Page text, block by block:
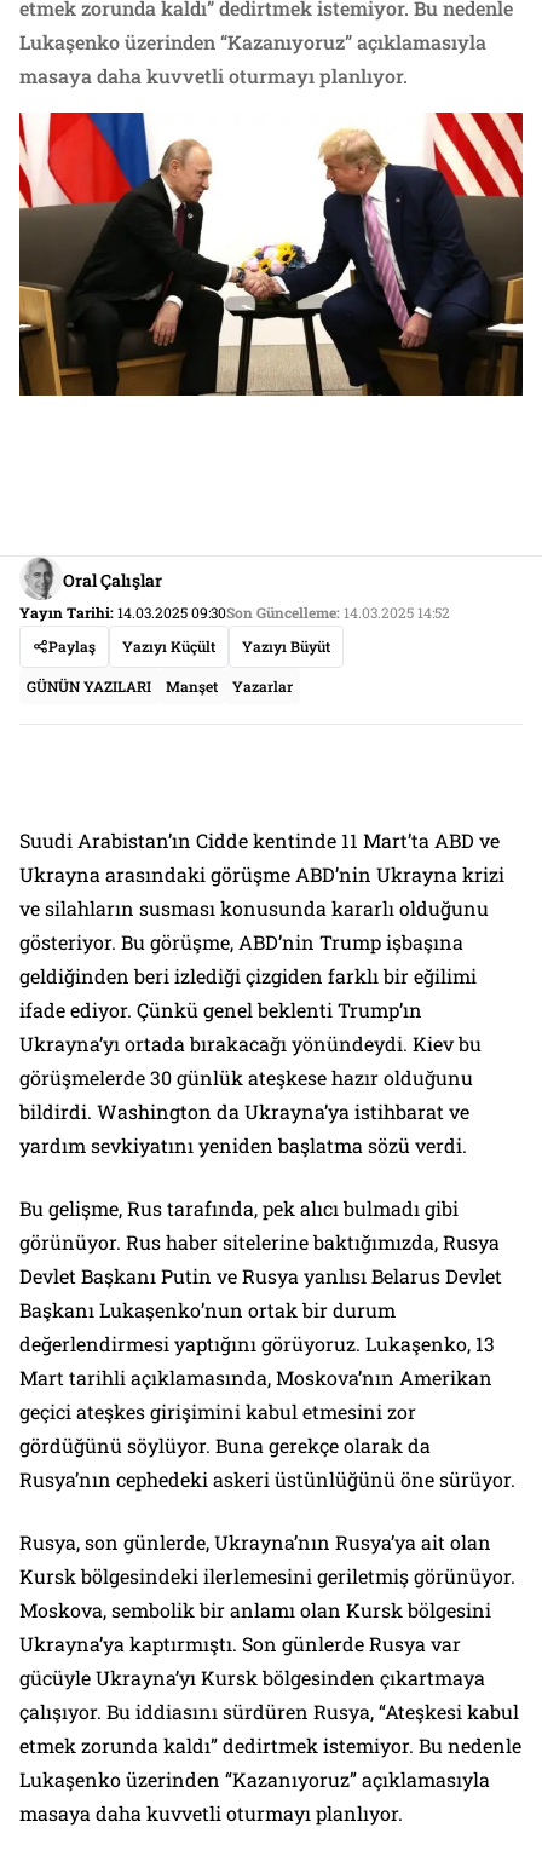
etmek zorunda kaldı” dedirtmek istemiyor. Bu nedenle
Lukaşenko üzerinden “Kazanıyoruz” açıklamasıyla
masaya daha kuvvetli oturmayı planlıyor.
Oral Çalışlar
Yayın Tarihi:14.03.2025 09:30Son Güncelleme:14.03.2025 14:52
Paylaş
Yazıyı Küçült Yazıyı Büyüt
GÜNÜN YAZILARI Manşet Yazarlar
Suudi Arabistan’ın Cidde kentinde 11 Mart’ta ABD ve
Ukrayna arasındaki görüşme ABD’nin Ukrayna krizi
ve silahların susması konusunda kararlı olduğunu
gösteriyor. Bu görüşme, ABD’nin Trump işbaşına
geldiğinden beri izlediği çizgiden farklı bir eğilimi
ifade ediyor. Çünkü genel beklenti Trump’ın
Ukrayna’yı ortada bırakacağı yönündeydi. Kiev bu
görüşmelerde 30 günlük ateşkese hazır olduğunu
bildirdi. Washington da Ukrayna’ya istihbarat ve
yardım sevkiyatını yeniden başlatma sözü verdi.
Bu gelişme, Rus tarafında, pek alıcı bulmadı gibi
görünüyor. Rus haber sitelerine baktığımızda, Rusya
Devlet Başkanı Putin ve Rusya yanlısı Belarus Devlet
Başkanı Lukaşenko’nun ortak bir durum
değerlendirmesi yaptığını görüyoruz. Lukaşenko, 13
Mart tarihli açıklamasında, Moskova’nın Amerikan
geçici ateşkes girişimini kabul etmesini zor
gördüğünü söylüyor. Buna gerekçe olarak da
Rusya’nın cephedeki askeri üstünlüğünü öne sürüyor.
Rusya, son günlerde, Ukrayna’nın Rusya’ya ait olan
Kursk bölgesindeki ilerlemesini geriletmiş görünüyor.
Moskova, sembolik bir anlamı olan Kursk bölgesini
Ukrayna’ya kaptırmıştı. Son günlerde Rusya var
gücüyle Ukrayna’yı Kursk bölgesinden çıkartmaya
çalışıyor. Bu iddiasını sürdüren Rusya, “Ateşkesi kabul
etmek zorunda kaldı” dedirtmek istemiyor. Bu nedenle
Lukaşenko üzerinden “Kazanıyoruz” açıklamasıyla
masaya daha kuvvetli oturmayı planlıyor.